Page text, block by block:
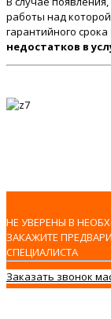
работы над
гарантийного срока
недостатков в
НЕ УВЕРЕНЫ В
ЗАКАЖИТЕ
СПЕЦИАЛИСТА
Заказать звонок